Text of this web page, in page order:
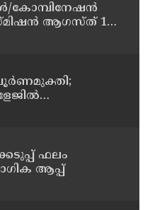
ആഗസ്ത് 10,
ഫലം
ആപ്പ്